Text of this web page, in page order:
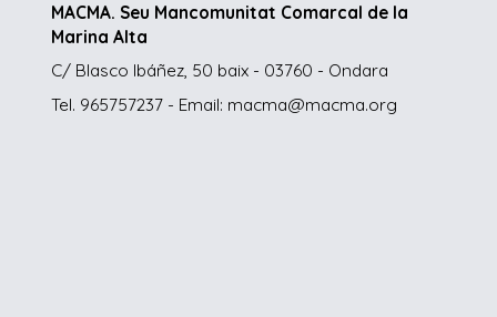
MACMA. Seu Mancomunitat Comarcal de la
Marina Alta
C/ Blasco Ibáñez, 50 baix - 03760 - Ondara
Tel. 965757237 - Email: macma@macma.org